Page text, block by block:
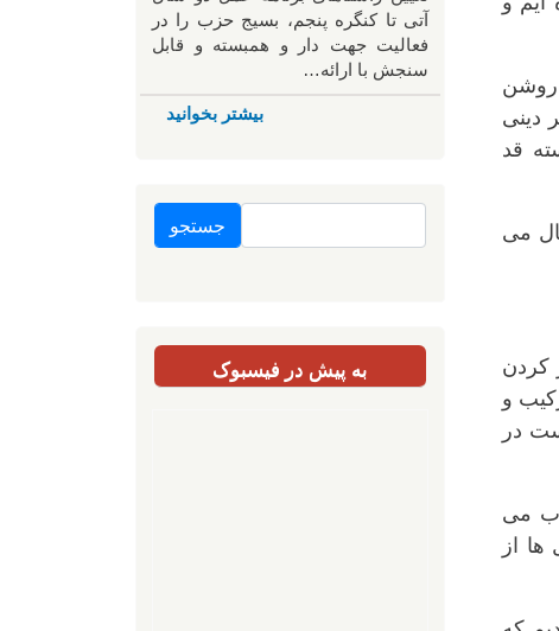
روشن
دینی
قد
می
کردن
و
در
می
از
آتی تا کنگره پنجم، بسیج حزب را در
فعالیت جهت دار و همبسته و قابل
سنجش با ارائه…
بیشتر بخوانید
جستجو
به پیش در فیسبوک